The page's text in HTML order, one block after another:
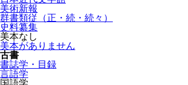
美術新報
群書類従（正・続・続々）
史料纂集
美本なし
美本がありません
古書
書誌学・目録
言語学
国語学